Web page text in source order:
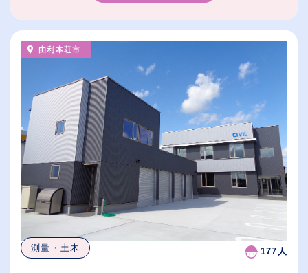
由利本荘市
測量・土木 177人